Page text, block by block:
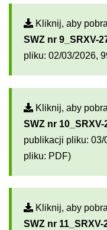
Kliknij, aby
SWZ nr 9_SRXV-
pliku: 02/03/2026,
Kliknij, aby
SWZ nr 10_SRXV-
publikacji pliku: 03/
pliku: PDF)
Kliknij, aby
SWZ nr 11_SRXV-